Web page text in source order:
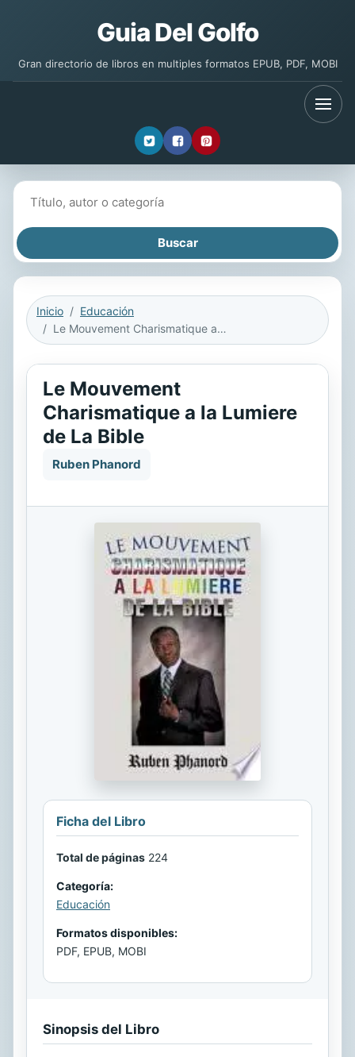
Guia Del Golfo
Gran directorio de libros en multiples formatos EPUB, PDF, MOBI
Inicio
Educación
Le Mouvement Charismatique a la Lumiere de La Bible
Le Mouvement
Charismatique a la Lumiere
de La Bible
Ruben Phanord
Ficha del Libro
Total de páginas 224
Categoría:
Educación
Formatos disponibles:
PDF, EPUB, MOBI
Sinopsis del Libro